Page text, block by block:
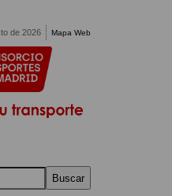
de 2026 Mapa Web
Buscar